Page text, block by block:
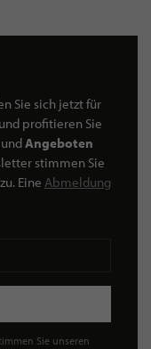
Sie sich jetzt für
profitieren Sie
undAngeboten
stimmen Sie
zu. Eine Abmeldung
Sie unseren